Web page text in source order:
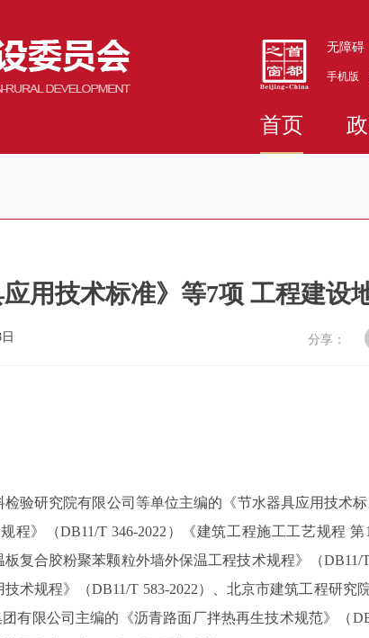
无障碍
手机版
首页
用技术标准》等7项 工程建设
分享：
研究院有限公司等单位主编的《节水器具应用技术标
》（DB11/T 346-2022）《建筑工程施工工艺规程 第
复合胶粉聚苯颗粒外墙外保温工程技术规程》（DB11/
术规程》（DB11/T 583-2022）、北京市建筑工程研
有限公司主编的《沥青路面厂拌热再生技术规范》（